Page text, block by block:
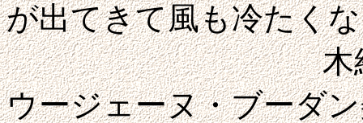
が出てきて風も冷たく
木組みの家並
ウージェーヌ・ブーダ